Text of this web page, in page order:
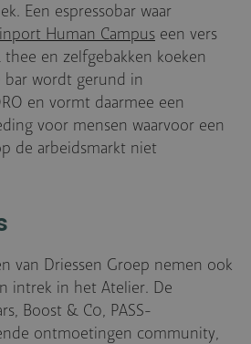
Een espressobar waar
Human Campus een vers
en zelfgebakken koeken
bar wordt gerund in
en vormt daarmee een
voor mensen waarvoor een
de arbeidsmarkt niet
van Driessen Groep nemen ook
intrek in het Atelier. De
Boost & C0, PASS-
ontmoetingen community,